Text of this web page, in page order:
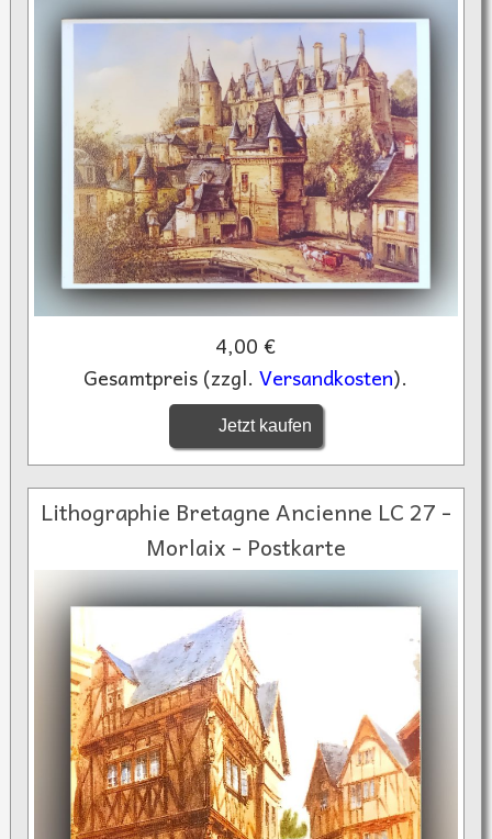
4,00 €
Gesamtpreis (zzgl.Versandkosten).
Jetzt kaufen
Lithographie Bretagne Ancienne LC 27 -
Morlaix - Postkarte